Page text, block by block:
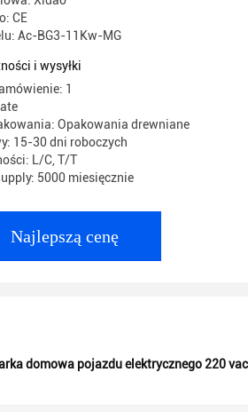
CE
Ac-BG3-11Kw-MG
i wysyłki
1
Opakowania drewniane
15-30 dni roboczych
L/C, T/T
5000 miesięcznie
Najlepszą cenę
domowa pojazdu elektrycznego 220 vac